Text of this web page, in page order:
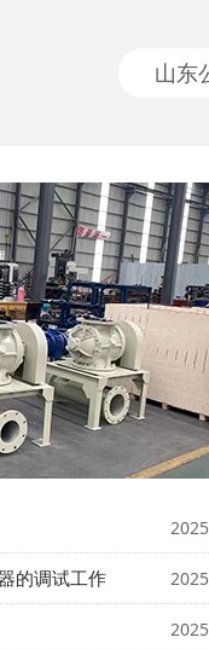
山东
的调试工作